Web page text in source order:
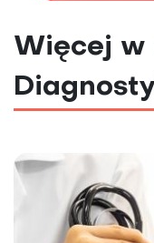
Więcej w